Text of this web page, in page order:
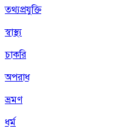
তথ্যপ্রযুক্তি
স্বাস্থ্য
চাকরি
অপরাধ
ভ্রমণ
ধর্ম